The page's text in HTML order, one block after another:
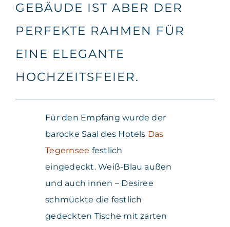
GEBÄUDE IST ABER DER
PERFEKTE RAHMEN FÜR
EINE ELEGANTE
HOCHZEITSFEIER.
Für den Empfang wurde der
barocke Saal des Hotels Das
Tegernsee festlich
eingedeckt. Weiß-Blau außen
und auch innen – Desiree
schmückte die festlich
gedeckten Tische mit zarten